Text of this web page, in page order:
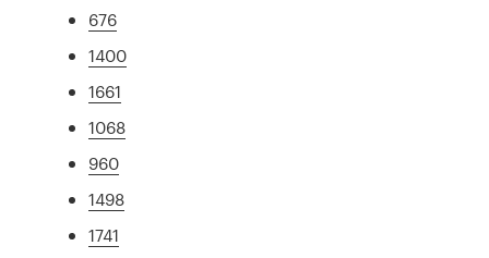
676
1400
1661
1068
960
1498
1741